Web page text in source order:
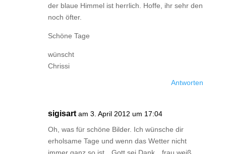
der blaue Himmel ist herrlich. Hoffe, ihr sehr den
noch öfter.
Schöne Tage
wünscht
Chrissi
Antworten
sigisart am 3. April 2012 um 17:04
Oh, was für schöne Bilder. Ich wünsche dir
erholsame Tage und wenn das Wetter nicht